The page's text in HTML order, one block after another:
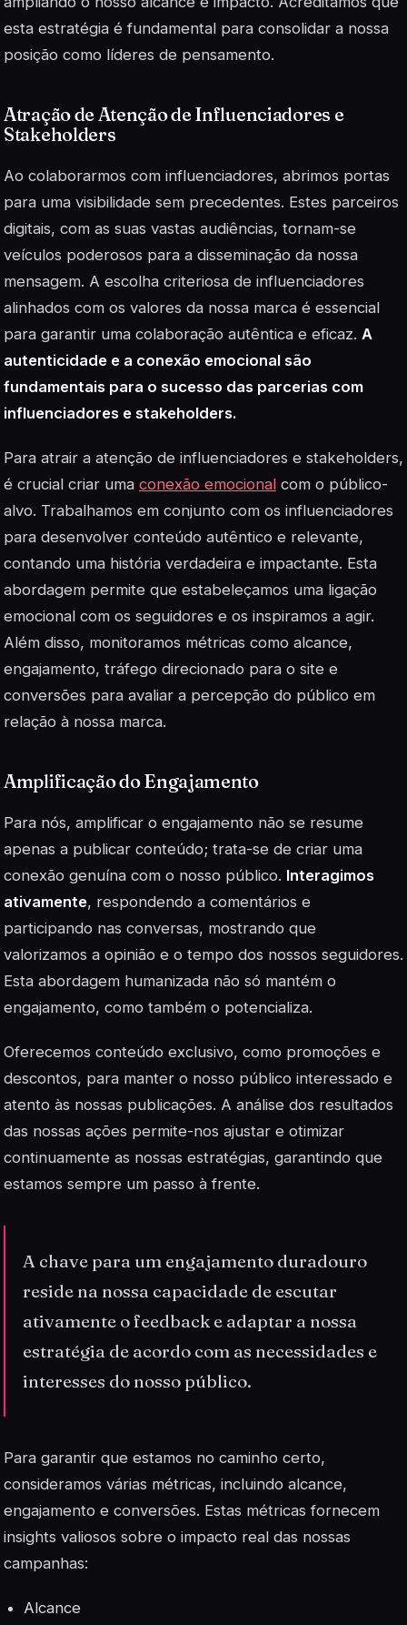
esta estratégia é fundamental para consolidar a nossa
posição como líderes de pensamento.
Atração de Atenção de Influenciadores e
Stakeholders
Ao colaborarmos com influenciadores, abrimos portas
para uma visibilidade sem precedentes. Estes parceiros
digitais, com as suas vastas audiências, tornam-se
veículos poderosos para a disseminação da nossa
mensagem. A escolha criteriosa de influenciadores
alinhados com os valores da nossa marca é essencial
para garantir uma colaboração autêntica e eficaz. A
autenticidade e a conexão emocional são
fundamentais para o sucesso das parcerias com
influenciadores e stakeholders.
Para atrair a atenção de influenciadores e stakeholders,
é crucial criar uma conexão emocional com o público-
alvo. Trabalhamos em conjunto com os influenciadores
para desenvolver conteúdo autêntico e relevante,
contando uma história verdadeira e impactante. Esta
abordagem permite que estabeleçamos uma ligação
emocional com os seguidores e os inspiramos a agir.
Além disso, monitoramos métricas como alcance,
engajamento, tráfego direcionado para o site e
conversões para avaliar a percepção do público em
relação à nossa marca.
Amplificação do Engajamento
Para nós, amplificar o engajamento não se resume
apenas a publicar conteúdo; trata-se de criar uma
conexão genuína com o nosso público. Interagimos
ativamente, respondendo a comentários e
participando nas conversas, mostrando que
valorizamos a opinião e o tempo dos nossos seguidores.
Esta abordagem humanizada não só mantém o
engajamento, como também o potencializa.
Oferecemos conteúdo exclusivo, como promoções e
descontos, para manter o nosso público interessado e
atento às nossas publicações. A análise dos resultados
das nossas ações permite-nos ajustar e otimizar
continuamente as nossas estratégias, garantindo que
estamos sempre um passo à frente.
A chave para um engajamento duradouro
reside na nossa capacidade de escutar
ativamente o feedback e adaptar a nossa
estratégia de acordo com as necessidades e
interesses do nosso público.
Para garantir que estamos no caminho certo,
consideramos várias métricas, incluindo alcance,
engajamento e conversões. Estas métricas fornecem
insights valiosos sobre o impacto real das nossas
campanhas:
Alcance